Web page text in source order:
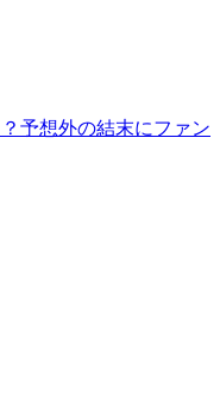
予想外の結末にファン